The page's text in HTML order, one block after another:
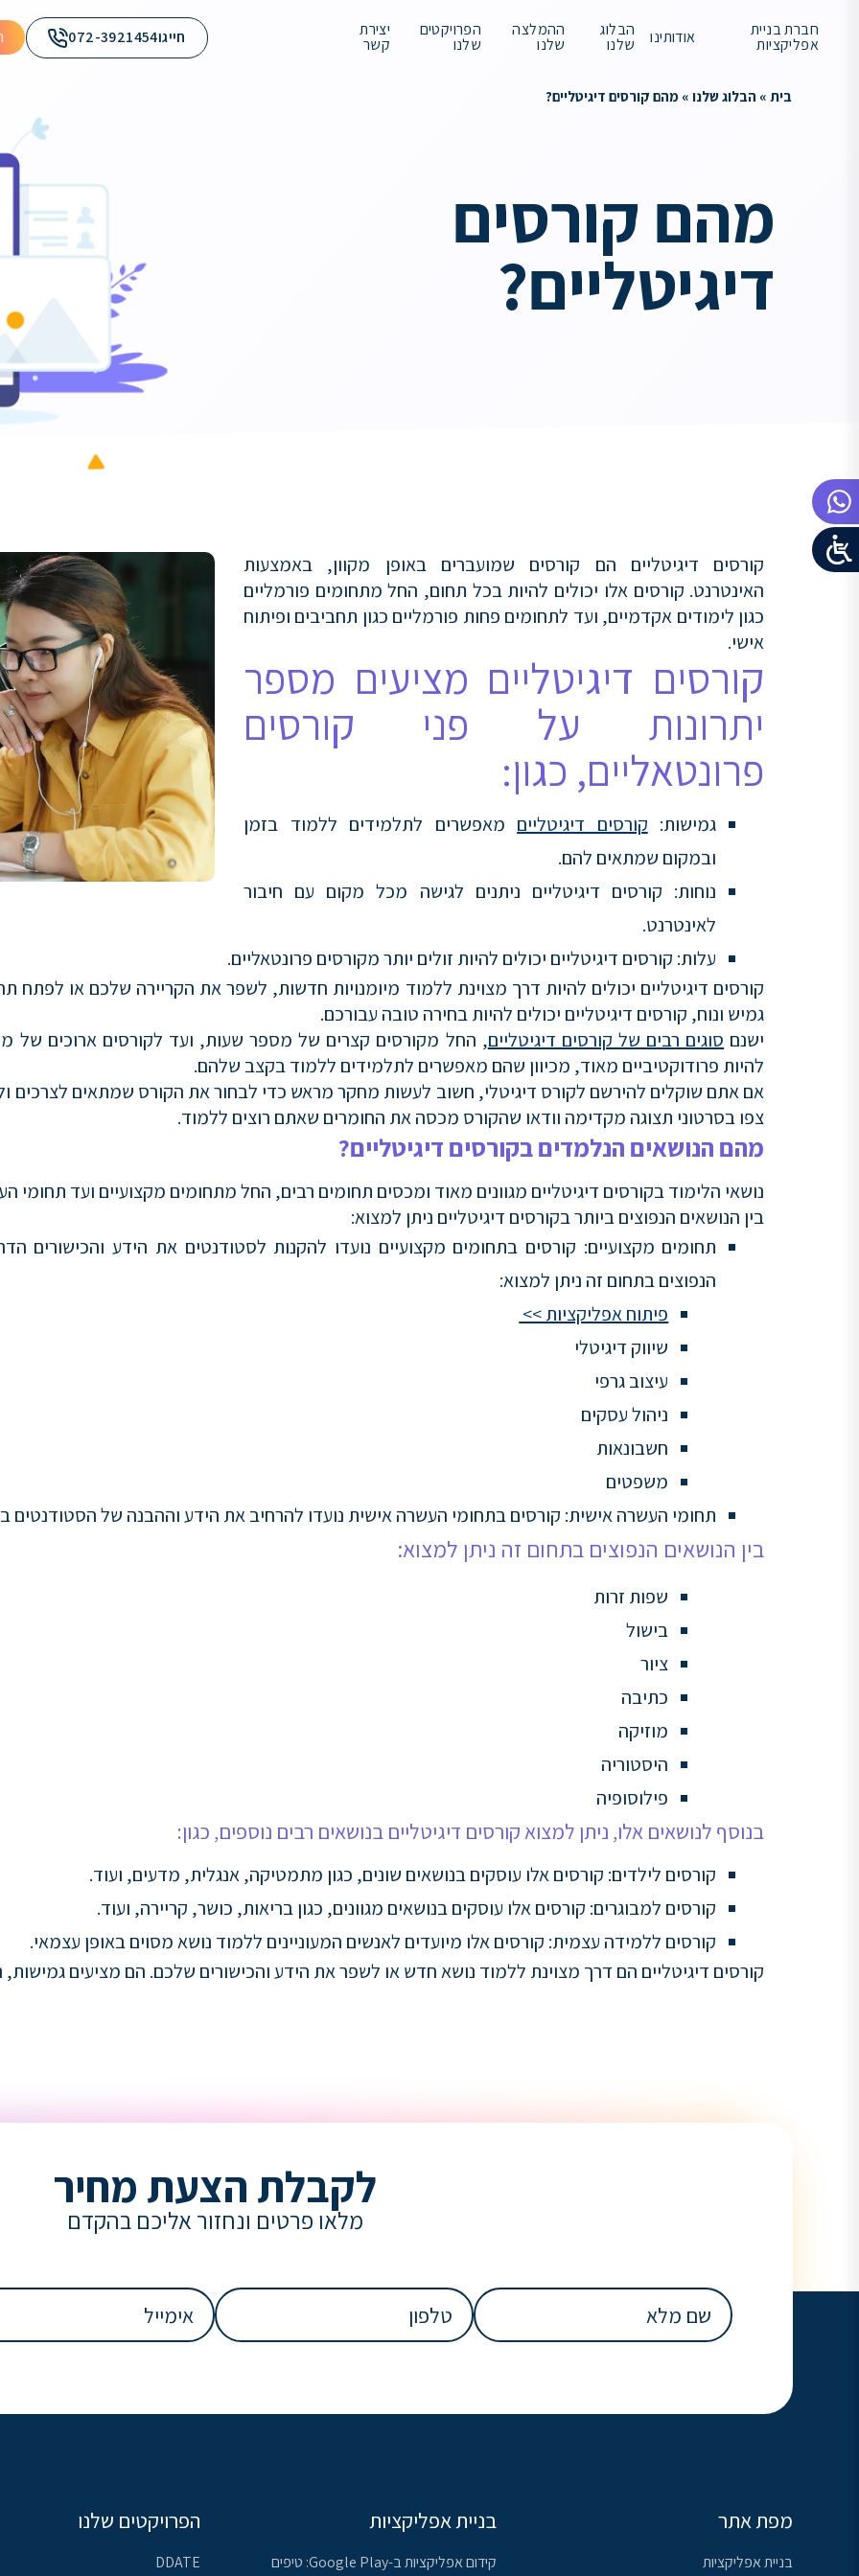
חברת בניית
אפליקציות אודותינו הבלוג
שלנו
ההמלצה
שלנו
הפרויקטים
שלנו
יצירת
קשר חייגו072-3921454
בית » הבלוג שלנו » מהם קורסים דיגיטליים?
מהם קורסים
דיגיטליים?
קורסים דיגיטליים הם קורסים שמועברים באופן מקוון, באמצעות
האינטרנט. קורסים אלו יכולים להיות בכל תחום, החל מתחומים פורמליים
כגון לימודים אקדמיים, ועד לתחומים פחות פורמליים כגון תחביבים ופיתוח
אישי.
קורסים דיגיטליים מציעים מספר
יתרונות על פני קורסים
פרונטאליים, כגון:
גמישות: קורסים דיגיטליים מאפשרים לתלמידים ללמוד בזמן
ובמקום שמתאים להם.
נוחות: קורסים דיגיטליים ניתנים לגישה מכל מקום עם חיבור
לאינטרנט.
עלות: קורסים דיגיטליים יכולים להיות זולים יותר מקורסים פרונטאליים.
קורסים דיגיטליים יכולים להיות דרך מצוינת ללמוד מיומנויות חדשות, לשפר את הקריירה שלכם או
גמיש ונוח, קורסים דיגיטליים יכולים להיות בחירה טובה עבורכם.
ישנם סוגים רבים של קורסים דיגיטליים, החל מקורסים קצרים של מספר שעות, ועד לקורסים ארוכים של
להיות פרודוקטיביים מאוד, מכיוון שהם מאפשרים לתלמידים ללמוד בקצב שלהם.
אם אתם שוקלים להירשם לקורס דיגיטלי, חשוב לעשות מחקר מראש כדי לבחור את הקורס שמתאים לצרכים
צפו בסרטוני תצוגה מקדימה וודאו שהקורס מכסה את החומרים שאתם רוצים ללמוד.
מהם הנושאים הנלמדים בקורסים דיגיטליים?
נושאי הלימוד בקורסים דיגיטליים מגוונים מאוד ומכסים תחומים רבים, החל מתחומים מקצועיים ועד תחומי
בין הנושאים הנפוצים ביותר בקורסים דיגיטליים ניתן למצוא:
תחומים מקצועיים: קורסים בתחומים מקצועיים נועדו להקנות לסטודנטים את הידע והכישורים
הנפוצים בתחום זה ניתן למצוא:
פיתוח אפליקציות >>
שיווק דיגיטלי
עיצוב גרפי
ניהול עסקים
חשבונאות
משפטים
תחומי העשרה אישית: קורסים בתחומי העשרה אישית נועדו להרחיב את הידע וההבנה של הסטודנטים
בין הנושאים הנפוצים בתחום זה ניתן למצוא:
שפות זרות
בישול
ציור
כתיבה
מוזיקה
היסטוריה
פילוסופיה
בנוסף לנושאים אלו, ניתן למצוא קורסים דיגיטליים בנושאים רבים נוספים, כגון:
קורסים לילדים: קורסים אלו עוסקים בנושאים שונים, כגון מתמטיקה, אנגלית, מדעים, ועוד.
קורסים למבוגרים: קורסים אלו עוסקים בנושאים מגוונים, כגון בריאות, כושר, קריירה, ועוד.
קורסים ללמידה עצמית: קורסים אלו מיועדים לאנשים המעוניינים ללמוד נושא מסוים באופן עצמאי.
קורסים דיגיטליים הם דרך מצוינת ללמוד נושא חדש או לשפר את הידע והכישורים שלכם. הם מציעים גמישות,
לקבלת הצעת מחיר
מלאו פרטים ונחזור אליכם בהקדם
שם
מלא
(חובה)
טלפון
(חובה)
אימייל
(חובה)
מפת אתר
בניית אפליקציות
בניית אפליקציות
קידום אפליקציות ב-Google Play: טיפים
הפרויקטים שלנו
DDATE